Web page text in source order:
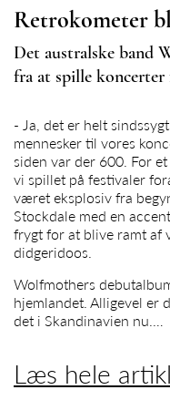
Retrokometer
Det australske band
fra at spille
- Ja, det er helt
mennesker til vores
siden var der 600. For
vi spillet på festivaler
været eksplosiv fra
Stockdale med en
frygt for at blive ramt af
didgeridoos.
Wolfmothers
hjemlandet. Alligevel er
det i Skandinavien nu.…
Læs hele